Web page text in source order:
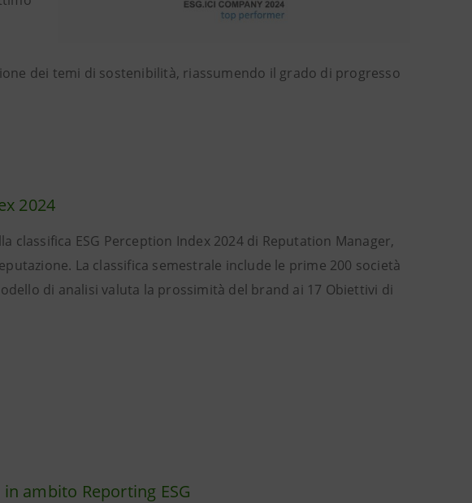
dei temi di sostenibilità, riassumendo il grado di progresso
2024
classifica ESG Perception Index 2024 di Reputation Manager,
La classifica semestrale include le prime 200 società
di analisi valuta la prossimità del brand ai 17 Obiettivi di
ambito Reporting ESG